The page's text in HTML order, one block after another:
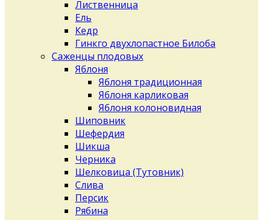
Лиственница
Ель
Кедр
Гинкго двухлопастное Билоба
Саженцы плодовых
Яблоня
Яблоня традиционная
Яблоня карликовая
Яблоня колоновидная
Шиповник
Шефердия
Шикша
Черника
Шелковица (Тутовник)
Слива
Персик
Рябина